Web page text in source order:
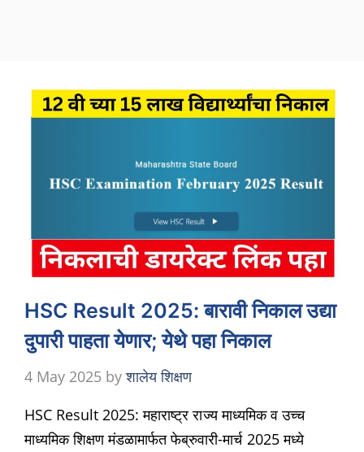
HSC Result 2025: बारावी निकाल उद्या
दुपारी पाहता येणार; येथे पहा निकाल
4 May 2025 byशालेय शिक्षण
HSC Result 2025: महाराष्ट्र राज्य माध्यमिक व उच्च
माध्यमिक शिक्षण मंडळामार्फत फेब्रुवारी-मार्च 2025 मध्ये